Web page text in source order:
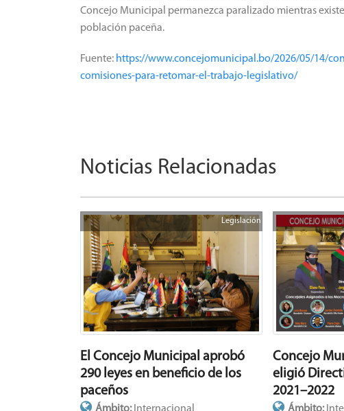
Concejo Municipal permanezca paralizado mientras
población paceña.
Fuente: https://www.concejomunicipal.bo/2026/05/14/
comisiones-para-retomar-el-trabajo-legislativo/
Noticias Relacionadas
Legislación
El Concejo Municipal aprobó
290 leyes en beneficio de los
paceños
Concejo
eligió
2021–2022